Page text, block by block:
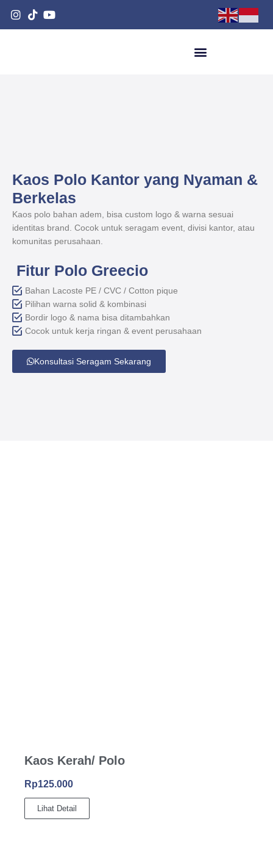
Kaos Polo Kantor yang Nyaman &
Berkelas
Kaos polo bahan adem, bisa custom logo & warna sesuai
identitas brand. Cocok untuk seragam event, divisi kantor, atau
komunitas perusahaan.
Fitur Polo Greecio
Bahan Lacoste PE / CVC / Cotton pique
Pilihan warna solid & kombinasi
Bordir logo & nama bisa ditambahkan
Cocok untuk kerja ringan & event perusahaan
Konsultasi Seragam Sekarang
Kaos Kerah/ Polo
Rp125.000
Lihat Detail